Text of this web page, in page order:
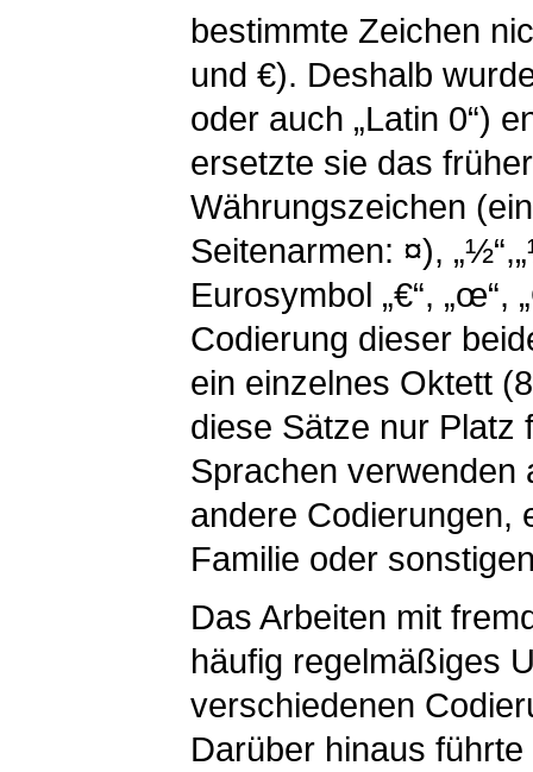
bestimmte Zeichen
und €). Deshalb
oder auch „Latin 0“)
ersetzte sie das
Währungszeichen
Seitenarmen: ¤),
Eurosymbol „€“, „œ“,
Codierung dieser
ein einzelnes Oktett
diese Sätze nur Platz
Sprachen verwenden
andere Codierungen,
Familie oder
Das Arbeiten mit
häufig regelmäßiges
verschiedenen
Darüber hinaus